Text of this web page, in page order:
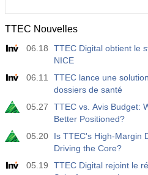
TTEC Nouvelles
06.18
TTEC Digital obtient le
NICE
06.11
TTEC lance une
dossiers de santé
05.27
TTEC vs. Avis Budget:
Better Positioned?
05.20
Is TTEC's High-Margin
Driving the Core?
05.19
TTEC Digital rejoint le